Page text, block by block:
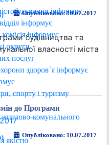
інформує
інформує
інформує
округи
послуг
здоров`я інформує
спорту і туризму
комунального
якістю
Опубліковано: 10.07.2017
будівництва та
власності міста
до Програми
2017
Опубліковано: 10.07.2017